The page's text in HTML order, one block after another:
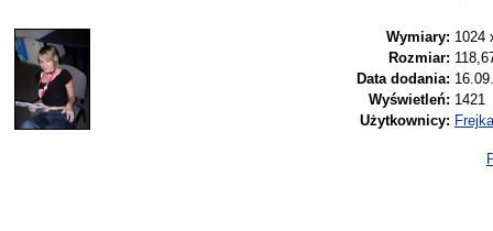
Wymiary: 1024
Rozmiar:
Data dodania:
Wyświetleń: 1421
Użytkownicy: Frejka